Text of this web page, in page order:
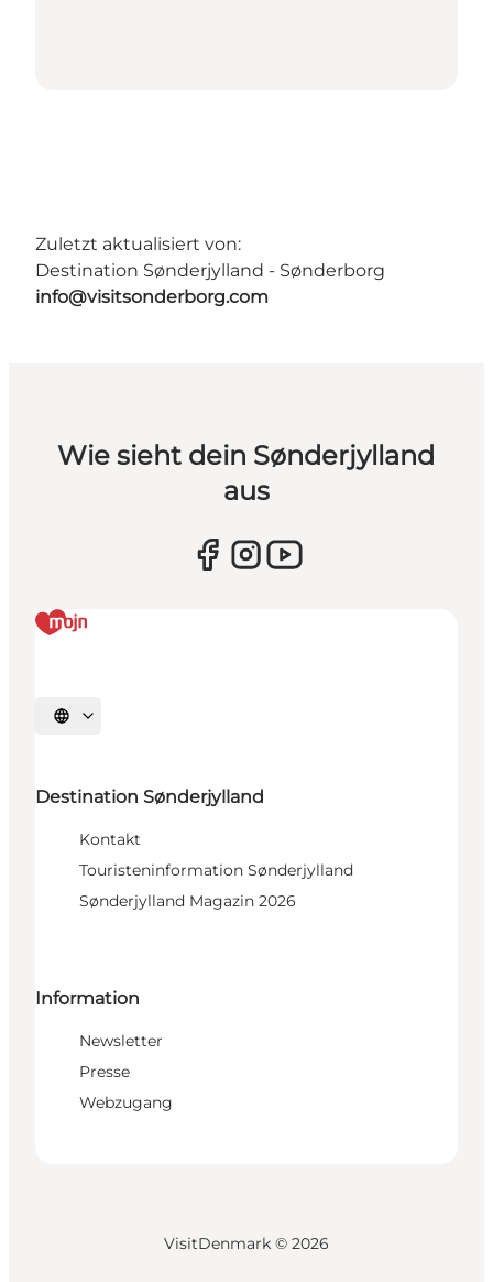
Zuletzt aktualisiert von:
Destination Sønderjylland - Sønderborg
info@visitsonderborg.com
Wie sieht dein Sønderjylland
aus
Sprache auswählen
Destination Sønderjylland
Kontakt
Touristeninformation Sønderjylland
Sønderjylland Magazin 2026
Information
Newsletter
Presse
Webzugang
VisitDenmark © 2026